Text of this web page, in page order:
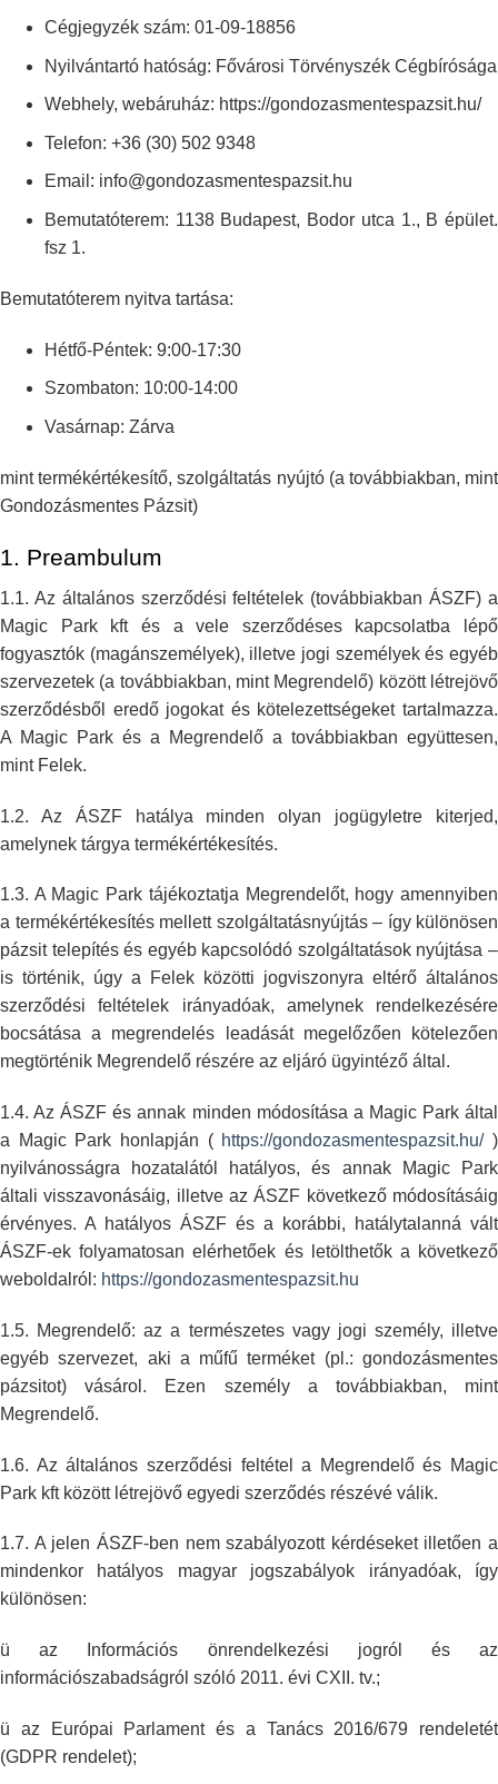
Cégjegyzék szám: 01-09-18856
Nyilvántartó hatóság: Fővárosi Törvényszék Cégbírósága
Webhely, webáruház: https://gondozasmentespazsit.hu/
Telefon: +36 (30) 502 9348
Email: info@gondozasmentespazsit.hu
Bemutatóterem: 1138 Budapest, Bodor utca 1., B épület.
fsz 1.
Bemutatóterem nyitva tartása:
Hétfő-Péntek: 9:00-17:30
Szombaton: 10:00-14:00
Vasárnap: Zárva
mint termékértékesítő, szolgáltatás nyújtó (a továbbiakban, mint
Gondozásmentes Pázsit)
1. Preambulum
1.1. Az általános szerződési feltételek (továbbiakban ÁSZF) a
Magic Parkkft és a vele szerződéses kapcsolatba lépő
fogyasztók (magánszemélyek), illetve jogi személyek és egyéb
szervezetek (a továbbiakban, mintMegrendelő) között létrejövő
szerződésből eredő jogokat éskötelezettségeket tartalmazza.
A Magic Park és a Megrendelő a továbbiakban együttesen,
mint Felek.
1.2. Az ÁSZF hatálya minden olyan jogügyletre kiterjed,
amelynek tárgya termékértékesítés.
1.3. A Magic Park tájékoztatja Megrendelőt, hogy amennyiben
a termékértékesítés mellett szolgáltatásnyújtás – így különösen
pázsittelepítés és egyéb kapcsolódó szolgáltatások nyújtása –
is történik, úgy a Felek közötti jogviszonyra eltérő általános
szerződési feltételek irányadóak, amelynek rendelkezésére
bocsátása a megrendelés leadásátmegelőzően kötelezően
megtörténik Megrendelő részére az eljáró ügyintéző által.
1.4. Az ÁSZF és annak minden módosítása a Magic Park által
a Magic Park honlapján (https://gondozasmentespazsit.hu/)
nyilvánosságra hozatalától hatályos, és annak Magic Park
általi visszavonásáig, illetve az ÁSZF következő módosításáig
érvényes. A hatályos ÁSZF és a korábbi, hatálytalanná vált
ÁSZF-ek folyamatosan elérhetőek ésletölthetők a következő
weboldalról: https://gondozasmentespazsit.hu
1.5. Megrendelő: az a természetes vagy jogi személy, illetve
egyéb szervezet, aki a műfű terméket (pl.: gondozásmentes
pázsitot) vásárol. Ezen személy a továbbiakban, mint
Megrendelő.
1.6. Az általános szerződési feltétel a Megrendelő és Magic
Park kft közöttlétrejövő egyedi szerződés részévé válik.
1.7. A jelen ÁSZF-ben nem szabályozott kérdéseket illetően a
mindenkor hatályos magyar jogszabályok irányadóak, így
különösen:
ü az Információs önrendelkezési jogról és az
információszabadságról szóló 2011. évi CXII. tv.;
ü az Európai Parlament és a Tanács 2016/679 rendeletét
(GDPR rendelet);